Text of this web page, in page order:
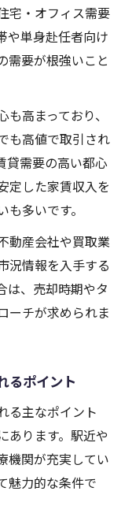
宅・オフィス需要
や単身赴任者向け
需要が根強いこと
高まっており、
も高値で取引され
貸需要の高い都心
定した家賃収入を
多いです。
動産会社や買取業
況情報を入手する
は、売却時期やタ
ーチが求められま
るポイント
る主なポイント
あります。駅近や
機関が充実してい
魅力的な条件で